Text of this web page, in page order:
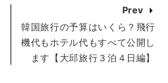
Prev
韓国旅行の予算はいくら？飛行
機代もホテル代もすべて公開し
ます【大邱旅行３泊４日編】